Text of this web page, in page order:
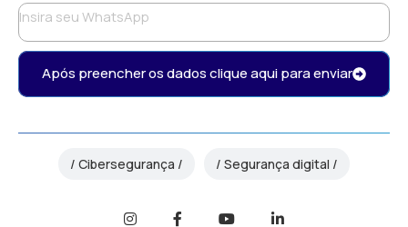
Após preencher os dados clique aqui para enviar
Cibersegurança Segurança digital